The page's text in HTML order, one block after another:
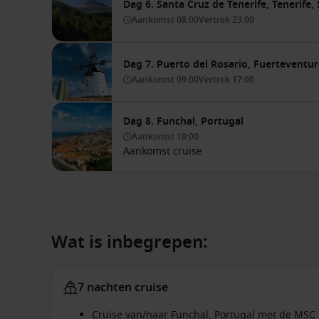
Dag 6. Santa Cruz de Tenerife, Tenerife,
Aankomst 08:00Vertrek 23:00
Dag 7. Puerto del Rosario,
Aankomst 09:00Vertrek 17:00
Dag 8. Funchal, Portugal
Aankomst 10:00
Aankomst cruise
Wat is inbegrepen:
7 nachten cruise
Cruise van/naar Funchal, Portugal met de MSC